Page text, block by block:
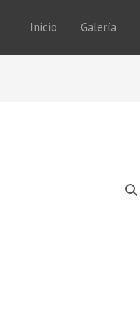
Inicio Galería